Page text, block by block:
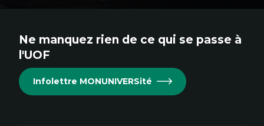
Cet
s'ouvrira
dans
Cet
s'ouvrira
dans
Cet
s'ouvrira
dans
Cet
s'ouvrira
dans
Cet
s'ouvrira
dans
Ne manquez rien de ce qui se passe à
l'UOF
Infolettre MONUNIVERSité